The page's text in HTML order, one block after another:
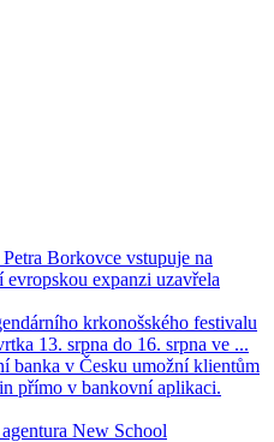
Borkovce vstupuje na
expanzi uzavřela
krkonošského festivalu
13. srpna do 16. srpna ve ...
banka v Česku umožní klientům
přímo v bankovní aplikaci.
New School